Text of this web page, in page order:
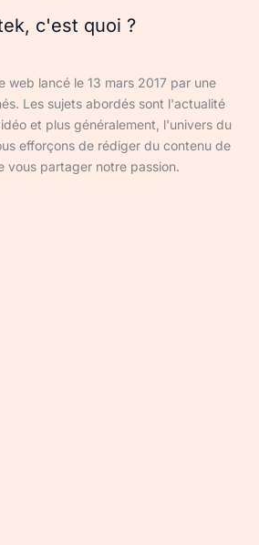
c'est quoi ?
web lancé le 13 mars 2017 par une
Les sujets abordés sont l'actualité
et plus généralement, l'univers du
efforçons de rédiger du contenu de
vous partager notre passion.